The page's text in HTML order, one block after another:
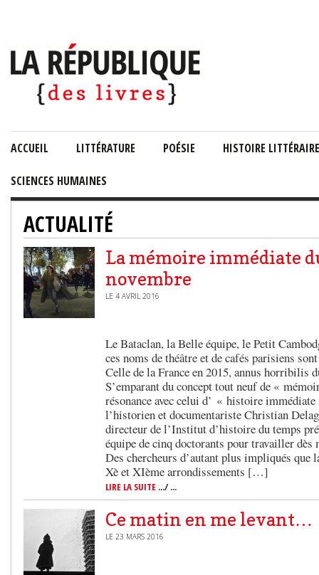
ACCUEIL LITTÉRATURE POÉSIE HISTOIRE LITTÉRAIRE
SCIENCES HUMAINES
ACTUALITÉ
La mémoire immédiate
novembre
LE 4 AVRIL 2016
Le Bataclan, la Belle équipe, le Petit
ces noms de théâtre et de cafés parisiens
Celle de la France en 2015, annus horribilis
S’emparant du concept tout neuf de «
résonance avec celui d’ « histoire
l’historien et documentariste Christian
directeur de l’Institut d’histoire du temps
équipe de cinq doctorants pour travailler dès
Des chercheurs d’autant plus impliqués que
Xè et XIème arrondissements […]
LIRE LA SUITE .../ ...
Ce matin en me levant…
LE 23 MARS 2016